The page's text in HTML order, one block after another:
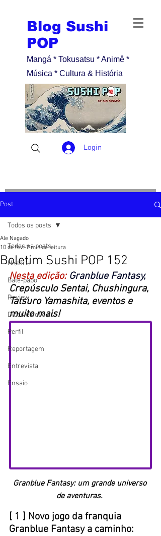
Blog Sushi
POP
Mangá * Tokusatsu * Animê *
Música * Cultura & História
Login
Post
Todos os posts
História
Bate-papo
Review
Dicas e notícias
Perfil
Reportagem
Entrevista
Ensaio
Todos os posts
Boletim Sushi POP 152
Ale Nagado
10 de fev. 7 min de leitura
Nesta edição: Granblue Fantasy,
Crepúsculo Sentai, Chushingura,
Tatsuro Yamashita, eventos e
muito mais!
Granblue Fantasy: um grande universo
de aventuras.
[ 1 ] Novo jogo da franquia
Granblue Fantasy a caminho: